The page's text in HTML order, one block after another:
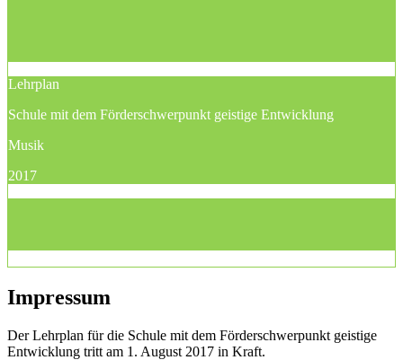
Lehrplan
Schule mit dem Förderschwerpunkt geistige Entwicklung
Musik
2017
Impressum
Der Lehrplan für die Schule mit dem Förderschwerpunkt geistige
Entwicklung tritt am 1. August 2017 in Kraft.